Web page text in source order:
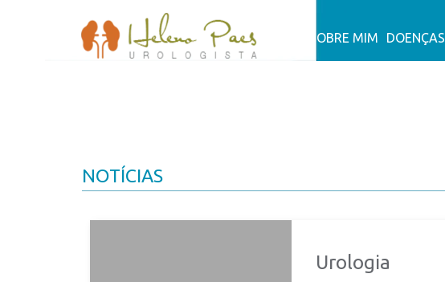
SOBRE MIM DOENÇAS
NOTÍCIAS
Urologia